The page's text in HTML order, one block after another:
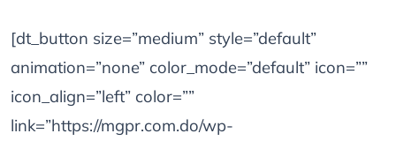
[dt_button size=”medium” style=”default”
animation=”none” color_mode=”default” icon=””
icon_align=”left” color=””
link=”https://mgpr.com.do/wp-